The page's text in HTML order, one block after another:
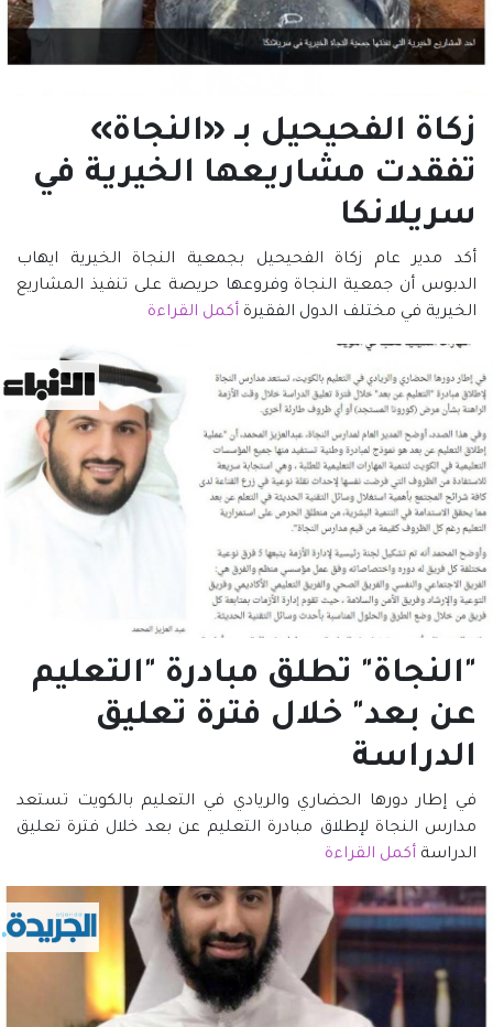
زكاة الفحيحيل بـ «النجاة»
تفقدت مشاريعها الخيرية في
سريلانكا
أكد مدير عام زكاة الفحيحيل بجمعية النجاة الخيرية ايهاب
الدبوس أن جمعية النجاة وفروعها حريصة على تنفيذ المشاريع
الخيرية في مختلف الدول الفقيرة أكمل القراءة
"النجاة" تطلق مبادرة "التعليم
عن بعد" خلال فترة تعليق
الدراسة
في إطار دورها الحضاري والريادي في التعليم بالكويت تستعد
مدارس النجاة لإطلاق مبادرة التعليم عن بعد خلال فترة تعليق
الدراسة أكمل القراءة